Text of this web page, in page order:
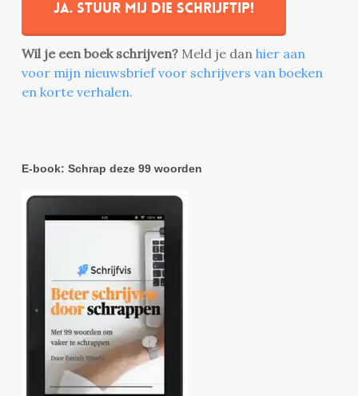
Ja. stuur mij die schrijftip!
Wil je een boek schrijven? Meld je dan hier aan
voor mijn nieuwsbrief voor schrijvers van boeken
en korte verhalen.
E-book: Schrap deze 99 woorden